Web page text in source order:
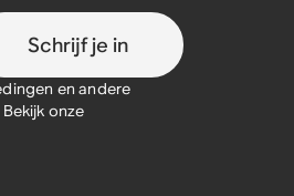
Schrijf je in
en andere
onze